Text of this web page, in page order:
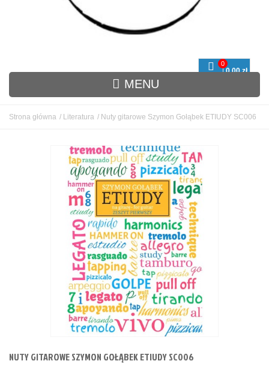
0
0,00 zł
MENU
Strona główna / Literatura / Nuty gitarowe Szymon Gołąbek ETIUDY SC006
NUTY GITAROWE SZYMON GOŁĄBEK ETIUDY SC006